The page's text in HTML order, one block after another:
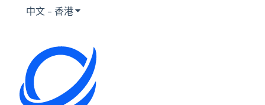
中文 - 香港顯示要翻譯的子選單